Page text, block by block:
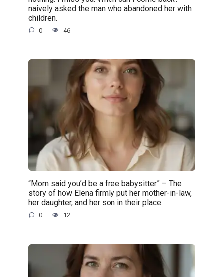
naively asked the man who abandoned her with
children.
0 46
“Mom said you’d be a free babysitter” – The
story of how Elena firmly put her mother-in-law,
her daughter, and her son in their place.
0 12